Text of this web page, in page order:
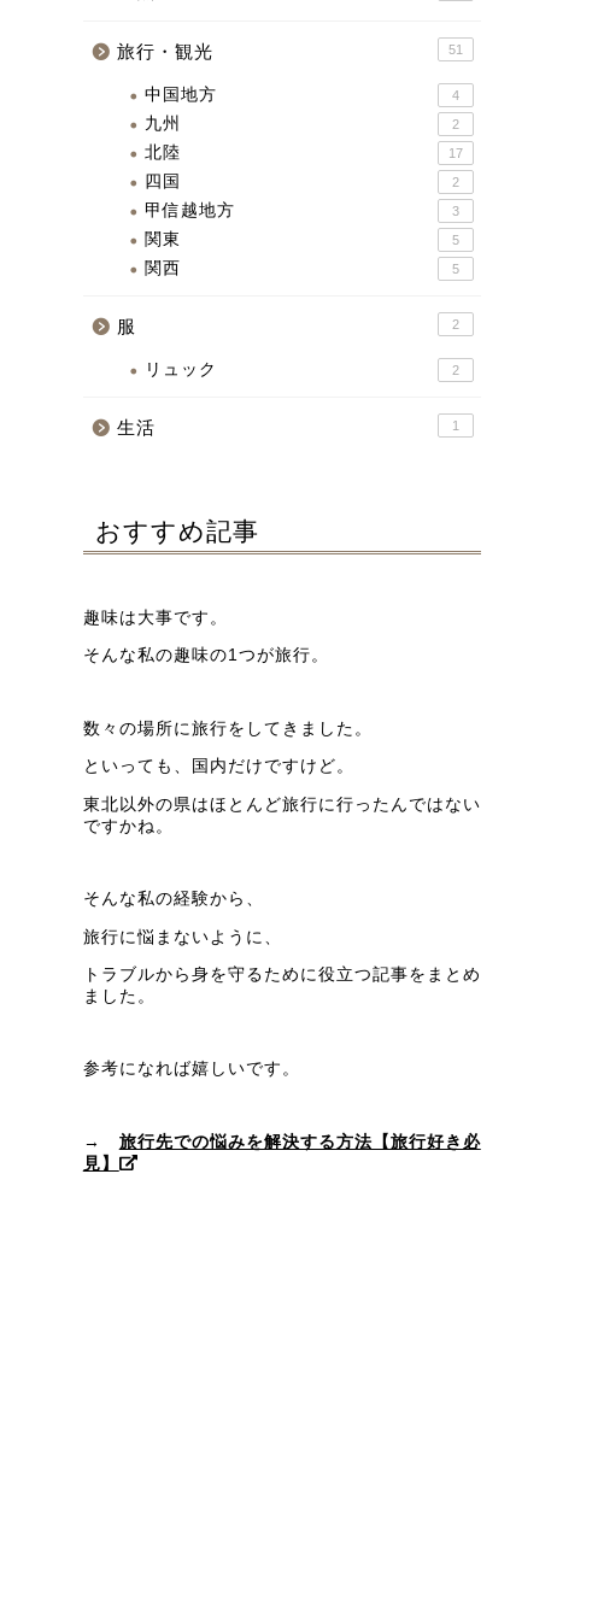
旅行・観光 51
中国地方 4
九州 2
北陸 17
四国 2
甲信越地方 3
関東 5
関西 5
服 2
リュック 2
生活 1
おすすめ記事
趣味は大事です。
そんな私の趣味の1つが旅行。
数々の場所に旅行をしてきました。
といっても、国内だけですけど。
東北以外の県はほとんど旅行に行ったんではない
ですかね。
そんな私の経験から、
旅行に悩まないように、
トラブルから身を守るために役立つ記事をまとめ
ました。
参考になれば嬉しいです。
→ 旅行先での悩みを解決する方法【旅行好き必
見】